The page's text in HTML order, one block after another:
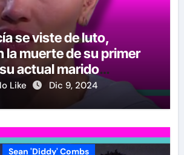
se viste de luto,
la muerte de su primer
actual marido
la noticia
Like Dic 9, 2024
Sean 'Diddy' Combs